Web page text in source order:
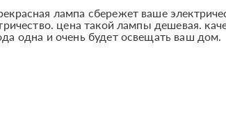
лампа сбережет ваше
цена такой лампы дешевая.
одна и очень будет освещать ваш дом.